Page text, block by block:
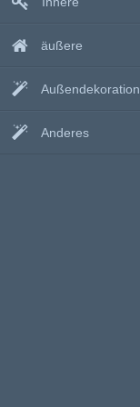
äußere
Außendekoration
Anderes